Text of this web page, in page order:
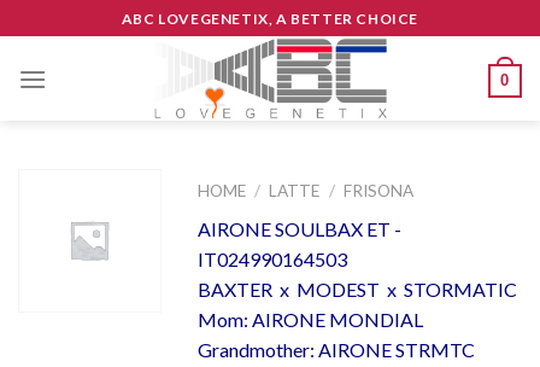
to
content
ABC LOVEGENETIX, A BETTER CHOICE
0
HOME / LATTE / FRISONA
AIRONE SOULBAX ET -
IT024990164503
BAXTER x MODEST x STORMATIC
Mom: AIRONE MONDIAL
Grandmother: AIRONE STRMTC